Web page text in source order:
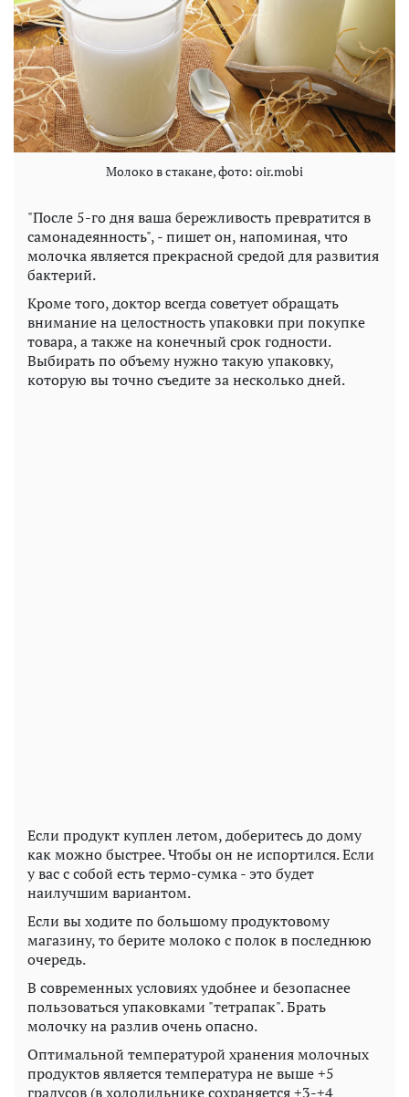
Молоко в стакане, фото: oir.mobi
"После 5-го дня ваша бережливость превратится в
самонадеянность", - пишет он, напоминая, что
молочка является прекрасной средой для развития
бактерий.
Кроме того, доктор всегда советует обращать
внимание на целостность упаковки при покупке
товара, а также на конечный срок годности.
Выбирать по объему нужно такую упаковку,
которую вы точно съедите за несколько дней.
Если продукт куплен летом, доберитесь до дому
как можно быстрее. Чтобы он не испортился. Если
у вас с собой есть термо-сумка - это будет
наилучшим вариантом.
Если вы ходите по большому продуктовому
магазину, то берите молоко с полок в последнюю
очередь.
В современных условиях удобнее и безопаснее
пользоваться упаковками "тетрапак". Брать
молочку на разлив очень опасно.
Оптимальной температурой хранения молочных
продуктов является температура не выше +5
градусов (в холодильнике сохраняется +3-+4